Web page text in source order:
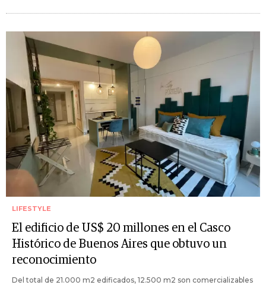
LIFESTYLE
El edificio de US$ 20 millones en el Casco
Histórico de Buenos Aires que obtuvo un
reconocimiento
Del total de 21.000 m2 edificados, 12.500 m2 son comercializables